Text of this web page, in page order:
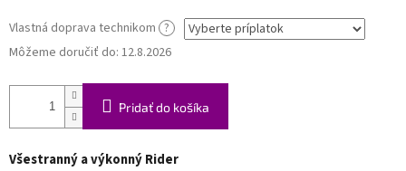
Vlastná doprava technikom ?
Môžeme doručiť do: 12.8.2026
Pridať do košíka
Všestranný a výkonný Rider